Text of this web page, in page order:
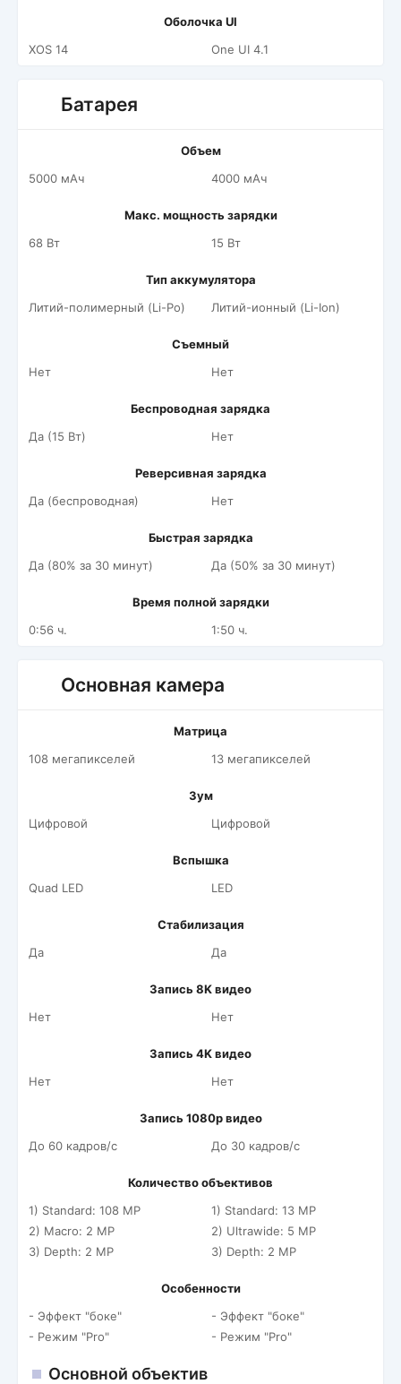
Оболочка UI
XOS 14
One UI 4.1
Батарея
Объем
5000 мАч
4000 мАч
Макс. мощность зарядки
68 Вт
15 Вт
Тип аккумулятора
Литий-полимерный (Li-Po)
Литий-ионный (Li-Ion)
Съемный
Нет
Нет
Беспроводная зарядка
Да (15 Вт)
Нет
Реверсивная зарядка
Да (беспроводная)
Нет
Быстрая зарядка
Да (80% за 30 минут)
Да (50% за 30 минут)
Время полной зарядки
0:56 ч.
1:50 ч.
Основная камера
Матрица
108 мегапикселей
13 мегапикселей
Зум
Цифровой
Цифровой
Вспышка
Quad LED
LED
Стабилизация
Да
Да
Запись 8K видео
Нет
Нет
Запись 4K видео
Нет
Нет
Запись 1080p видео
До 60 кадров/c
До 30 кадров/c
Количество объективов
1) Standard: 108 MP
2) Macro: 2 MP
3) Depth: 2 MP
1) Standard: 13 MP
2) Ultrawide: 5 MP
3) Depth: 2 MP
Особенности
- Эффект "боке"
- Режим "Pro"
- Эффект "боке"
- Режим "Pro"
Основной объектив